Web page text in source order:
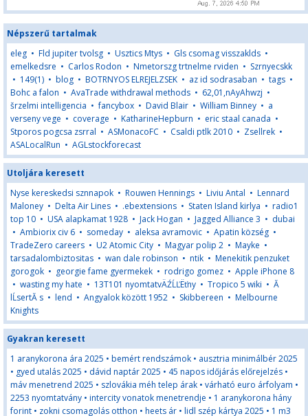
Népszerű tartalmak
eleg • Fld jupiter tvolsg • Usztics Mtys • Gls csomag visszaklds •
emelkedsre • Carlos Rodon • Nmetorszg trtnelme rviden • Szrnyecskk
• 149(1) • blog • BOTRNYOS ELREJELZSEK • az id sodrasaban • tags •
Bohc a falon • AvaTrade withdrawal methods • 62,01,nAyAhwzj •
šrzelmi intelligencia •fancybox • David Blair • William Binney • a
verseny vege • coverage • KatharineHepburn • eric staal canada •
Stporos pogcsa zsrral • ASMonacoFC • Csaldi ptlk 2010 • Zsellrek •
ASALocalRun • AGLstockforecast
Utoljára keresett
Nyse kereskedsi sznnapok • Rouwen Hennings • Liviu Antal • Lennard
Maloney • Delta Air Lines • .ebextensions • Staten Island kirlya • radio1
top 10 • USA alapkamat 1928 • Jack Hogan • Jagged Alliance 3 • dubai
• Ambiorix civ 6 • someday • aleksa avramovic • Apatin község •
TradeZero careers • U2 Atomic City • Magyar polip 2 • Mayke •
tarsadalombiztositas • wan dale robinson • ntik • Menekitik penzuket
gorogok • georgie fame gyermekek • rodrigo gomez • Apple iPhone 8
• wasting my hate • 13T101 nyomtatvÄŹĹĽËťny • Tropico 5 wiki • Ă
lĹsertĂ s • lend • Angyalok között 1952 • Skibbereen • Melbourne
Knights
Gyakran keresett
1 aranykorona ára 2025 • bemért rendszámok • ausztria minimálbér 2025
• gyed utalás 2025 • dávid naptár 2025 • 45 napos időjárás előrejelzés •
máv menetrend 2025 • szlovákia méh telep árak • várható euro árfolyam •
2253 nyomtatvány • intercity vonatok menetrendje • 1 aranykorona hány
forint • zokni csomagolás otthon • heets ár • lidl szép kártya 2025 • 1 m3